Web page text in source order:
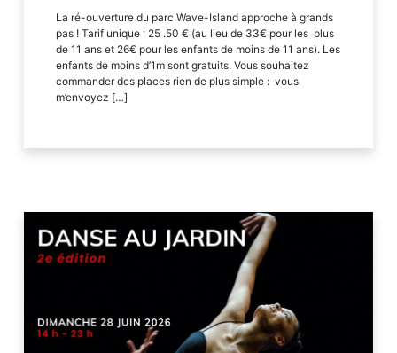
La ré-ouverture du parc Wave-Island approche à grands
pas ! Tarif unique : 25 .50 € (au lieu de 33€ pour les plus
de 11 ans et 26€ pour les enfants de moins de 11 ans). Les
enfants de moins d’1m sont gratuits. Vous souhaitez
commander des places rien de plus simple : vous
m’envoyez […]